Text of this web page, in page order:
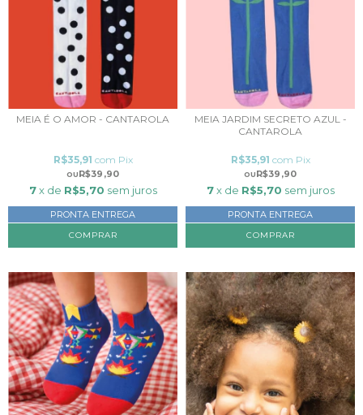
MEIA É O AMOR - CANTAROLA
R$39,90
R$35,91 com Pix
7 x de R$5,70 sem juros
PRONTA ENTREGA
COMPRAR
MEIA JARDIM SECRETO AZUL -
CANTAROLA
R$39,90
R$35,91 com Pix
7 x de R$5,70 sem juros
PRONTA ENTREGA
COMPRAR